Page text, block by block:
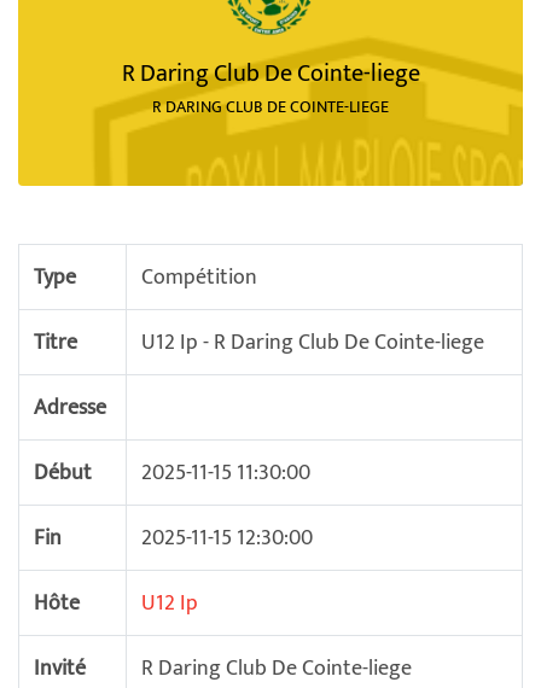
R Daring Club De Cointe-liege
R DARING CLUB DE COINTE-LIEGE
Type
Compétition
Titre
U12 Ip - R Daring Club De Cointe-liege
Adresse
Début
2025-11-15 11:30:00
Fin
2025-11-15 12:30:00
Hôte
U12 Ip
Invité
R Daring Club De Cointe-liege